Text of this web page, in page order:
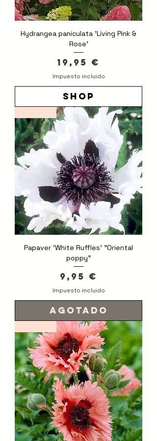
Hydrangea paniculata 'Living Pink &
Rose'
Precio
19,95 €
Impuesto incluido
shop
Papaver 'White Ruffles' "Oriental
poppy"
Precio
9,95 €
Impuesto incluido
Agotado